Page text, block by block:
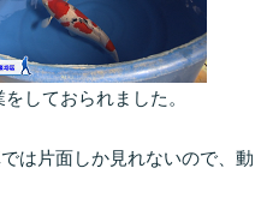
しておられました。
は片面しか見れないので、動